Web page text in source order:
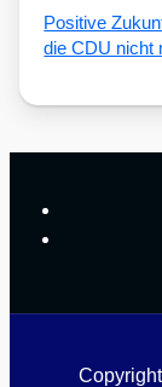
Posi­ti­ve
die CDU nicht